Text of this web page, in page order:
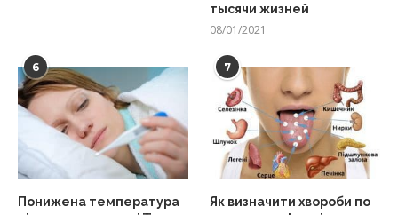
тысячи жизней
08/01/2021
6
Понижена температура
7
Як визначити хвороби по